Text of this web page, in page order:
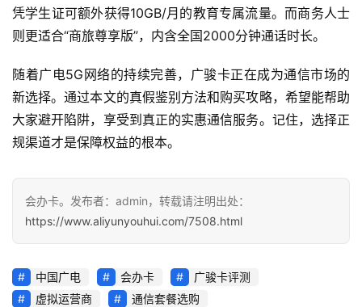
凭学生证可额外获得10GB/月的教育专属流量。而商务人士
则更适合“商旅尊享版”，内含全国2000分钟通话时长。
随着广电5G网络的持续完善，广骏卡正在成为通信市场的
新选择。通过本文的真假鉴别方法和购买攻略，希望能帮助
大家避开陷阱，享受到真正的实惠通信服务。记住，选择正
规渠道才是保障权益的根本。
会办卡。发布者：admin，转载请注明出处：
https://www.aliyunyouhui.com/7508.html
中国广电 会办卡
广骏卡评测
虚拟运营商
通信套餐选购